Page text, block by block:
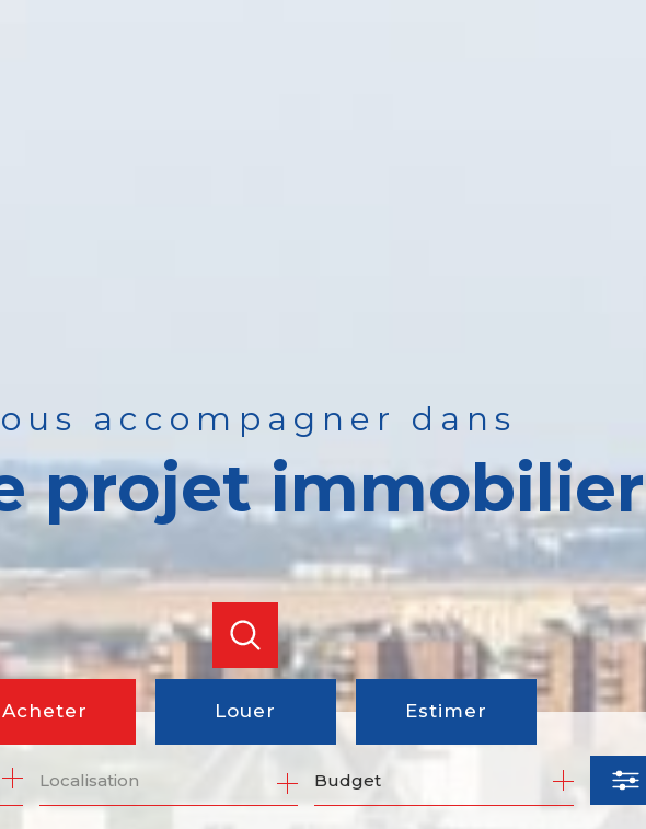
vous accompagner dans
projet immobilier
Acheter
de l'ancien
Louer
à l'année
Estimer
Budget